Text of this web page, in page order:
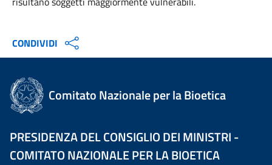
CONDIVIDI
Comitato Nazionale per la Bioetica
PRESIDENZA DEL CONSIGLIO DEI MINISTRI -
COMITATO NAZIONALE PER LA BIOETICA